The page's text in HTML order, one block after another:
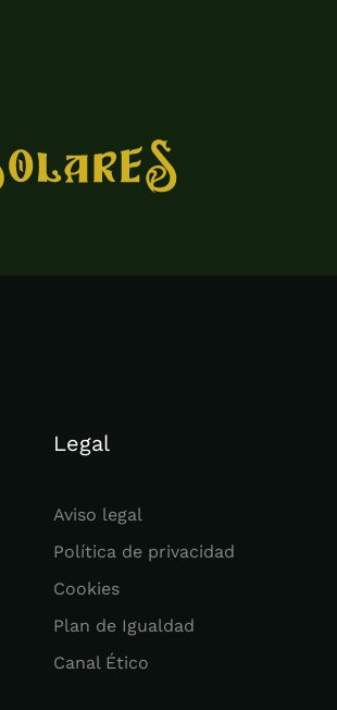
Legal
Aviso legal
Política de privacidad
Cookies
Plan de Igualdad
Canal Ético